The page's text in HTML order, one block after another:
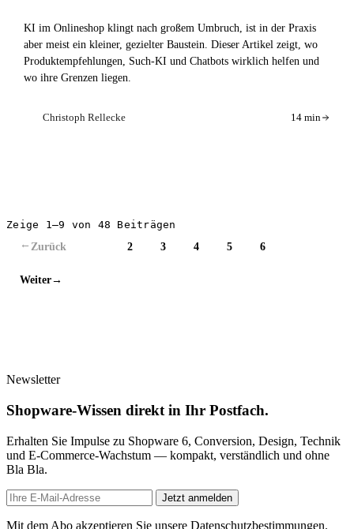
KI im Onlineshop klingt nach großem Umbruch, ist in der Praxis
aber meist ein kleiner, gezielter Baustein. Dieser Artikel zeigt, wo
Produktempfehlungen, Such-KI und Chatbots wirklich helfen und
wo ihre Grenzen liegen.
Christoph Rellecke 14 min
Zeige 1–9 von 48 Beiträgen
→ Zurück 2 3 4 5 6
Weiter→
Newsletter
Shopware-Wissen direkt in Ihr Postfach.
Erhalten Sie Impulse zu Shopware 6, Conversion, Design, Technik
und E-Commerce-Wachstum — kompakt, verständlich und ohne
Bla Bla.
Jetzt anmelden
Mit dem Abo akzeptieren Sie unsere Datenschutzbestimmungen.